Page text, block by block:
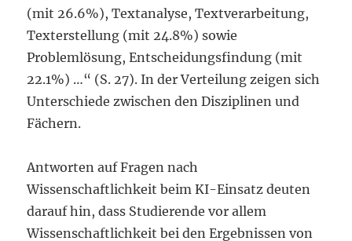
(mit 26.6%), Textanalyse, Textverarbeitung,
Texterstellung (mit 24.8%) sowie
Problemlösung, Entscheidungsfindung (mit
22.1%) …“ (S. 27). In der Verteilung zeigen sich
Unterschiede zwischen den Disziplinen und
Fächern.
Antworten auf Fragen nach
Wissenschaftlichkeit beim KI-Einsatz deuten
darauf hin, dass Studierende vor allem
Wissenschaftlichkeit bei den Ergebnissen von